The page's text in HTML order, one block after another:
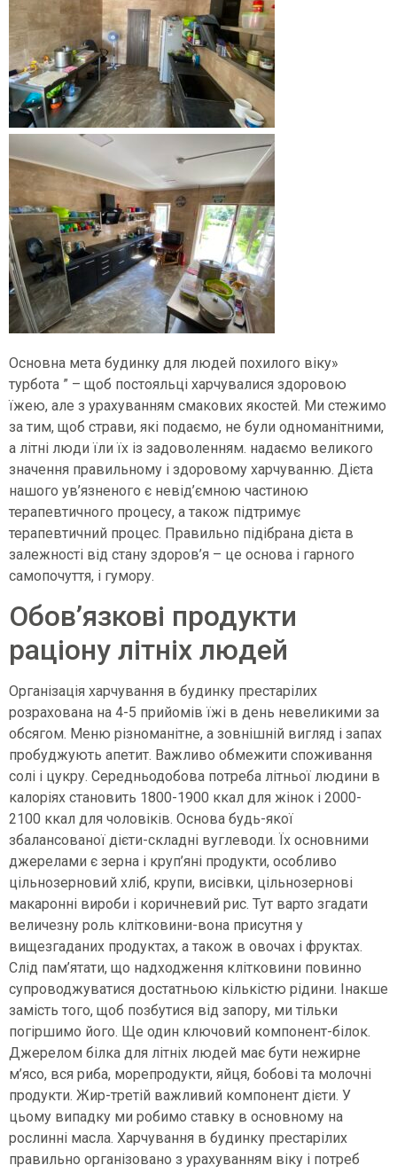
Основна мета будинку для людей похилого віку»
турбота ” – щоб постояльці харчувалися здоровою
їжею, але з урахуванням смакових якостей. Ми стежимо
за тим, щоб страви, які подаємо, не були одноманітними,
а літні люди їли їх із задоволенням. надаємо великого
значення правильному і здоровому харчуванню. Дієта
нашого ув’язненого є невід’ємною частиною
терапевтичного процесу, а також підтримує
терапевтичний процес. Правильно підібрана дієта в
залежності від стану здоров’я – це основа і гарного
самопочуття, і гумору.
Обов’язкові продукти
раціону літніх людей​
Організація харчування в будинку престарілих
розрахована на 4-5 прийомів їжі в день невеликими за
обсягом. Меню різноманітне, а зовнішній вигляд і запах
пробуджують апетит. Важливо обмежити споживання
солі і цукру. Середньодобова потреба літньої людини в
калоріях становить 1800-1900 ккал для жінок і 2000-
2100 ккал для чоловіків. Основа будь-якої
збалансованої дієти-складні вуглеводи. Їх основними
джерелами є зерна і круп’яні продукти, особливо
цільнозерновий хліб, крупи, висівки, цільнозернові
макаронні вироби і коричневий рис. Тут варто згадати
величезну роль клітковини-вона присутня у
вищезгаданих продуктах, а також в овочах і фруктах.
Слід пам’ятати, що надходження клітковини повинно
супроводжуватися достатньою кількістю рідини. Інакше
замість того, щоб позбутися від запору, ми тільки
погіршимо його. Ще один ключовий компонент-білок.
Джерелом білка для літніх людей має бути нежирне
м’ясо, вся риба, морепродукти, яйця, бобові та молочні
продукти. Жир-третій важливий компонент дієти. У
цьому випадку ми робимо ставку в основному на
рослинні масла. Харчування в будинку престарілих
правильно організовано з урахуванням віку і потреб